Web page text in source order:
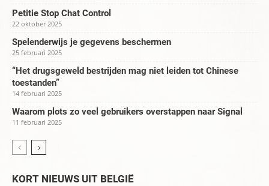
Petitie Stop Chat Control
22 oktober 2025
Spelenderwijs je gegevens beschermen
25 februari 2025
“Het drugsgeweld bestrijden mag niet leiden tot Chinese
toestanden”
14 februari 2025
Waarom plots zo veel gebruikers overstappen naar Signal
11 februari 2025
KORT NIEUWS UIT BELGIË